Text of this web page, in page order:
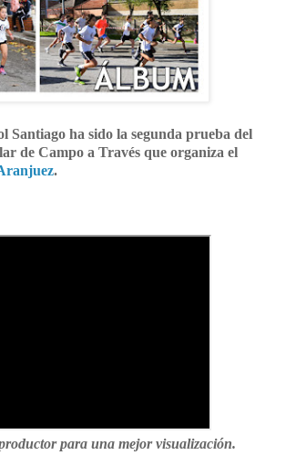
Santiago ha sido la segunda prueba del
de Campo a Través que organiza el
.
para una mejor visualización.